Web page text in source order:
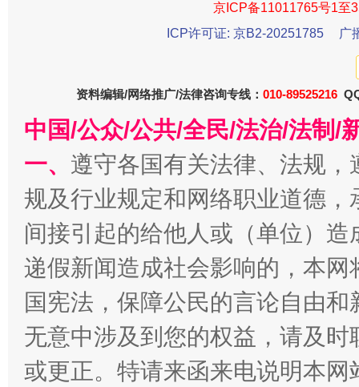
揭批美国五大"原罪" "
京ICP备11011765号1至
ICP许可证: 京B2-20251785
广
资料编辑/网络推广/法律咨询专线： 010-89525216
中国/公众/公共/全民/法治/法制/
一、 遵守各国有关法律、法规
规及行业规定和网络职业道德
间接引起的给他人或（单位）
递假新闻造成社会影响的，本
国宪法，保障公民的言论自由
无意中涉及到您的权益，请及
或更正。特请来函来电说明本